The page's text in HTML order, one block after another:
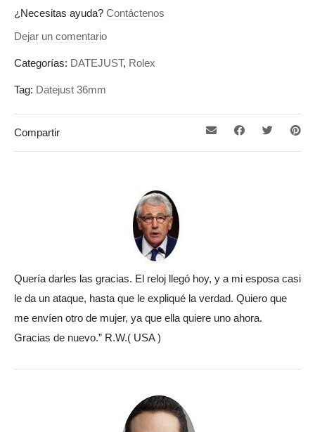
¿Necesitas ayuda? Contáctenos
Dejar un comentario
Categorías: DATEJUST, Rolex
Tag: Datejust 36mm
Compartir
Quería darles las gracias. El reloj llegó hoy, y a mi esposa casi
le da un ataque, hasta que le expliqué la verdad. Quiero que
me envíen otro de mujer, ya que ella quiere uno ahora.
Gracias de nuevo.” R.W.( USA )